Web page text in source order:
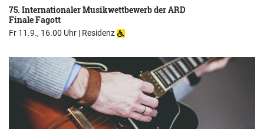
75. Internationaler Musikwettbewerb der ARD
Finale Fagott
Fr 11.9., 16.00 Uhr | Residenz